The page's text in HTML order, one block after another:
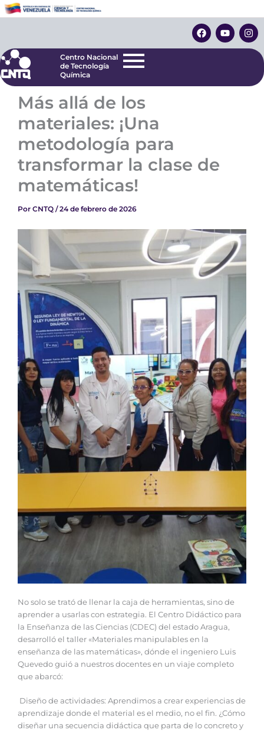
al
F
a
c
o
Y
o
u
e
I
n
s
r
Centro Nacional
de Tecnología
Centro Nacional
de Tecnología
Química
Más allá de los
materiales: ¡Una
metodología para
transformar la clase de
matemáticas!
Por CNTQ /24 de febrero de 2026
No solo se trató de llenar la caja de herramientas, sino de
aprender a usarlas con estrategia. El Centro Didáctico para
la Enseñanza de las Ciencias (CDEC) del estado Aragua,
desarrolló el taller «Materiales manipulables en la
enseñanza de las matemáticas», dónde el ingeniero Luis
Quevedo guió a nuestros docentes en un viaje completo
que abarcó:
Diseño de actividades: Aprendimos a crear experiencias de
aprendizaje donde el material es el medio, no el fin. ¿Cómo
diseñar una secuencia didáctica que parta de lo concreto y